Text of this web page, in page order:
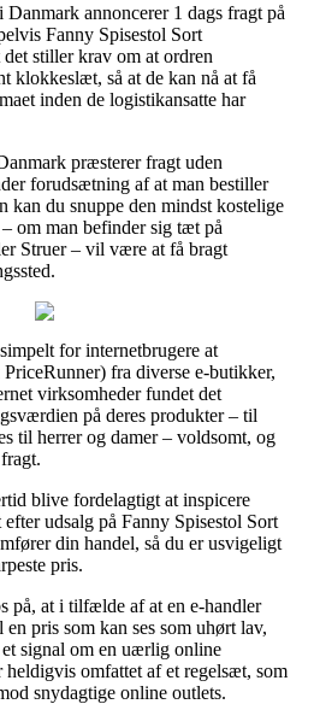
annoncerer 1 dags fragt på
Fanny Spisestol Sort
stiller krav om at ordren
klokkeslæt, så at de kan nå at få
inden de logistikansatte har
præsterer fragt uden
forudsætning af at man bestiller
kan du snuppe den mindst kostelige
om man befinder sig tæt på
Struer – vil være at få bragt
for internetbrugere at
fra diverse e-butikker,
virksomheder fundet det
på deres produkter – til
til herrer og damer – voldsomt, og
blive fordelagtigt at inspicere
udsalg på Fanny Spisestol Sort
din handel, så du er usvigeligt
pris.
på, at i tilfælde af at en e-handler
pris som kan ses som uhørt lav,
signal om en uærlig online
omfattet af et regelsæt, som
snydagtige online outlets.